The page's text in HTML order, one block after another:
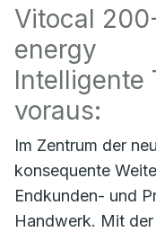
Vitocal
energy
Intelligente
voraus:
Im Zentrum der
konsequente
Endkunden- und
Handwerk. Mit